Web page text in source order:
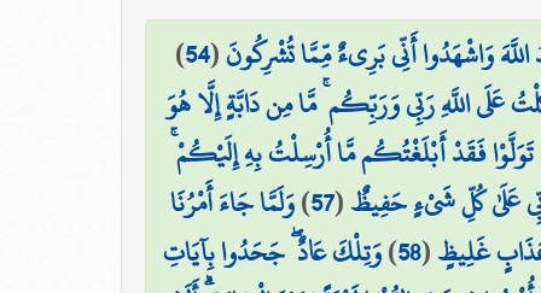
وَاشْهَدُوا أَنِّي بَرِيءٌ مِّمَّا تُشْرِكُونَ(
54
)
عَلَى اللَّهِ رَبِّي وَرَبِّكُم ۚ مَّا مِن دَابَّةٍ إِلَّا هُوَ
فَقَدْ أَبْلَغْتُكُم مَّا أُرْسِلْتُ بِهِ إِلَيْكُمْ
عَلَىٰ كُلِّ شَيْءٍ حَفِيظٌ(
57
)وَلَمَّا جَاءَ أَمْرُنَا
عَذَابٍ غَلِيظٍ(
58
)وَتِلْكَ عَادٌ ۖ جَحَدُوا بِآيَاتِ